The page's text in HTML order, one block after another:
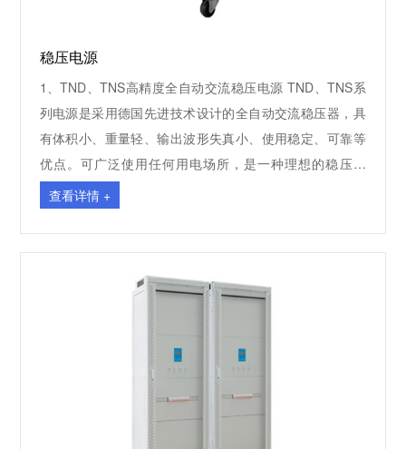
稳压电源
1、TND、TNS高精度全自动交流稳压电源 TND、TNS系
列电源是采用德国先进技术设计的全自动交流稳压器，具
有体积小、重量轻、输出波形失真小、使用稳定、可靠等
优点。可广泛使用任何用电场所，是一种理想的稳压电
源。 功能特点： TND、TNS系列属于全密封伺服电机，具
有稳定精度高、高效节能、高可靠性、输出波形无畸变、
工艺结构设计合理、负载适应性强、输入电压范围宽等特
直通、具有一键启动和紧急启停功能、具有稳压市电双路
切换功能、具有液晶面板显示功能、具有三相电流电压显
示、具有防雷保护功能。 防护等级达到IP21要求，具有防
浪涌保护功能，符合GB17626.5-2019标准中的三级标
准。风扇具有散热、温控控制功能，当温度达到一定时，
风扇能自动运行，温度降低时，风扇自行休眠，可延长风
扇寿命。 2、JJW(单相)、JSW(三相)系列精密净化交流稳
查看详情 +